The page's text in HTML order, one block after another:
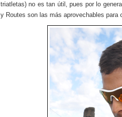
triatletas) no es tan útil, pues por lo
y Routes son las más aprovechables para